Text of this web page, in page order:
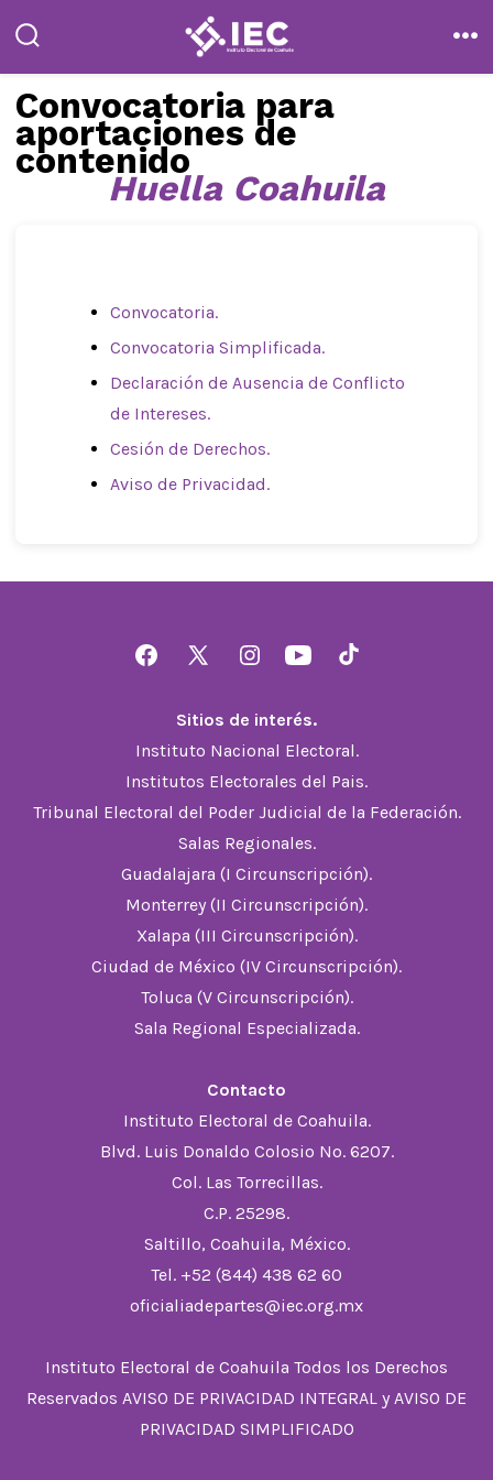
contenido
la
búsqueda
Convocatoria para
aportaciones de
contenido
Huella Coahuila
Convocatoria.
Convocatoria Simplificada.
Declaración de Ausencia de Conflicto
de Intereses.
Cesión de Derechos.
Aviso de Privacidad.
Abrir
una
nueva
pestaña
Abrir
en
una
nueva
pestaña
Abrir
en
una
nueva
pestaña
Abrir
en
una
nueva
pestaña
Abrir
una
nueva
pestaña
Sitios de interés.
Instituto Nacional Electoral.
Institutos Electorales del Pais.
Tribunal Electoral del Poder Judicial de la Federación.
Salas Regionales.
Guadalajara (I Circunscripción).
Monterrey (II Circunscripción).
Xalapa (III Circunscripción).
Ciudad de México (IV Circunscripción).
Toluca (V Circunscripción).
Sala Regional Especializada.
Contacto
Instituto Electoral de Coahuila.
Blvd. Luis Donaldo Colosio No. 6207.
Col. Las Torrecillas.
C.P. 25298.
Saltillo, Coahuila, México.
Tel. +52 (844) 438 62 60
oficialiadepartes@iec.org.mx
Instituto Electoral de Coahuila Todos los Derechos
Reservados AVISO DE PRIVACIDAD INTEGRAL y AVISO DE
PRIVACIDAD SIMPLIFICADO